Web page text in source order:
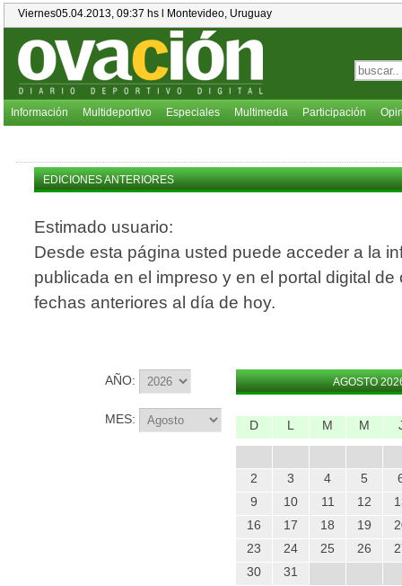
Viernes05.04.2013, 09:37 hs l Montevideo, Uruguay
Información Multideportivo Especiales Multimedia Participación
EDICIONES ANTERIORES
Estimado usuario:
Desde esta página usted puede acceder a la
publicada en el impreso y en el portal digital de
fechas anteriores al día de hoy.
AÑO:
MES:
AGOSTO
D L M M
2 3 4 5
9
10 11 12
16
17 18 19
23
24 25 26
30
31